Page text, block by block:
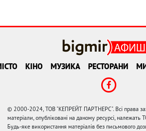
КІНО МУЗИКА РЕСТОРАНИ
© 2000-2024, ТОВ "КЕПРЕЙТ ПАРТНЕРС". Всі права
матеріали, опубліковані на даному ресурсі,
Будь-яке використання матеріалів без письмового